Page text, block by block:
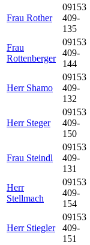
Frau Rother
09153
409-
135
Frau
Rottenberger
09153
409-
144
Herr Shamo
09153
409-
132
Herr Steger
09153
409-
150
Frau Steindl
09153
409-
131
Herr
Stellmach
09153
409-
154
Herr Stiegler
09153
409-
151